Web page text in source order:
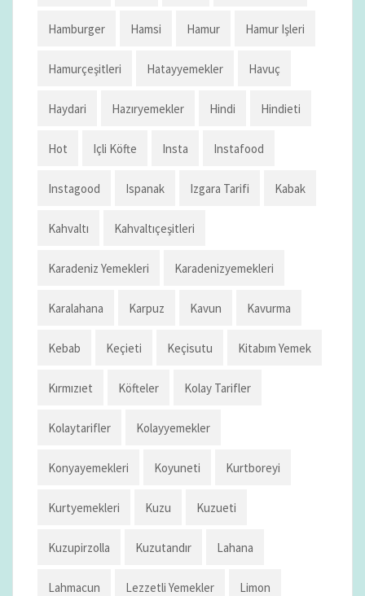
Hamburger Hamsi Hamur Hamur Işleri
Hamurçeşitleri Hatayyemekler Havuç
Haydari Hazıryemekler Hindi Hindieti
Hot Içli Köfte Insta Instafood
Instagood Ispanak Izgara Tarifi Kabak
Kahvaltı Kahvaltıçeşitleri
Karadeniz Yemekleri Karadenizyemekleri
Karalahana Karpuz Kavun Kavurma
Kebab Keçieti Keçisutu Kitabım Yemek
Kırmızıet Köfteler Kolay Tarifler
Kolaytarifler Kolayyemekler
Konyayemekleri Koyuneti Kurtboreyi
Kurtyemekleri Kuzu Kuzueti
Kuzupirzolla Kuzutandır Lahana
Lahmacun Lezzetli Yemekler Limon